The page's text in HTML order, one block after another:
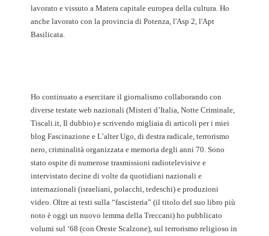
lavorato e vissuto a Matera capitale europea della cultura. Ho
anche lavorato con la provincia di Potenza, l'Asp 2, l'Apt
Basilicata.
Ho continuato a esercitare il giornalismo collaborando con
diverse testate web nazionali (Misteri d’Italia, Notte Criminale,
Tiscali.it, Il dubbio) e scrivendo migliaia di articoli per i miei
blog Fascinazione e L’alter Ugo, di destra radicale, terrorismo
nero, criminalità organizzata e memoria degli anni 70. Sono
stato ospite di numerose trasmissioni radiotelevisive e
intervistato decine di volte da quotidiani nazionali e
internazionali (israeliani, polacchi, tedeschi) e produzioni
video. Oltre ai testi sulla “fascisteria” (il titolo del suo libro più
noto è oggi un nuovo lemma della Treccani) ho pubblicato
volumi sul ‘68 (con Oreste Scalzone), sul terrorismo religioso in